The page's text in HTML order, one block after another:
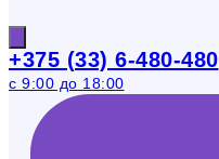
+375 (33) 6-480-480
с 9:00 до 18:00